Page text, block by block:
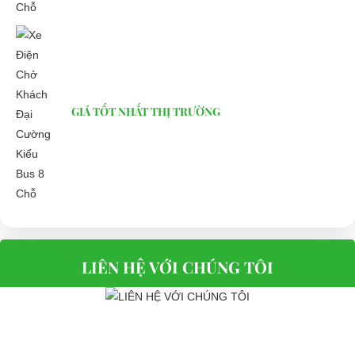
E-mail:
Website:
Website:
Website:
GIÁ TỐT NHẤT THỊ TRƯỜNG
LIÊN HỆ VỚI CHÚNG TÔI